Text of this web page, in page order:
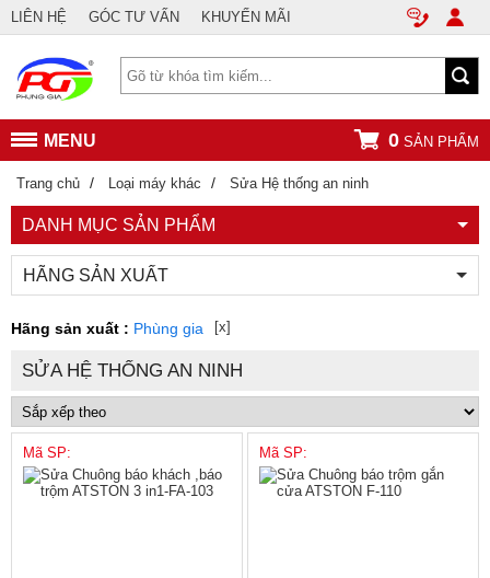
LIÊN HỆ GÓC TƯ VẤN KHUYẾN MÃI
MENU 0 SẢN PHẨM
Trang chủ / Loại máy khác / Sửa Hệ thống an ninh
DANH MỤC SẢN PHẨM
HÃNG SẢN XUẤT
Hãng sản xuất : Phùng gia [x]
SỬA HỆ THỐNG AN NINH
Mã SP: Mã SP: